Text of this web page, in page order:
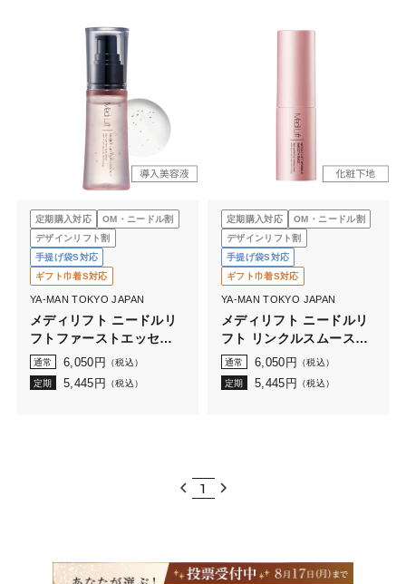
定期購入対応
OM・ニードル割
デザインリフト割
手提げ袋S対応
ギフト巾着S対応
YA-MAN TOKYO JAPAN
メディリフト ニードルリ
フトファーストエッセン
ス
通常 6,050 円 （税込）
定期 5,445 円 （税込）
定期購入対応
OM・ニードル割
デザインリフト割
手提げ袋S対応
ギフト巾着S対応
YA-MAN TOKYO JAPAN
メディリフト ニードルリ
フト リンクルスムースベ
ース
通常 6,050 円 （税込）
定期 5,445 円 （税込）
1